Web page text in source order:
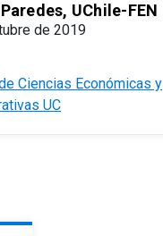
UChile-FEN
de 2019
Ciencias Económicas y
UC